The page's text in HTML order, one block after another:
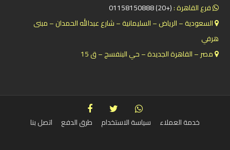
فرع القاهرة :(+20) 01158150888
السعودية – الرياض – السليمانية – شارع عبدالله الحمدان – مبنى
هرفي
مصر – القاهرة الجديدة – حي البنفسج – ق 15
خدمة العملاء سياسة الاستخدام طرق الدفع اتصل بنا